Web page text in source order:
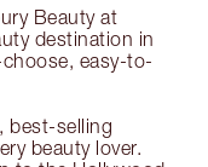
Beauty at
destination in
easy-to-
best-selling
beauty lover.